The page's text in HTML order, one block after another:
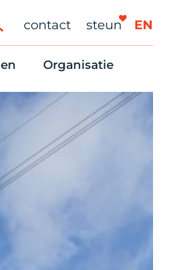
contact steun EN
huurvragen
te helpen
en ANBI
te doen
Organisatie
Ons
Stadsherstel nu
Onze Vrijwilligers
Werken bij